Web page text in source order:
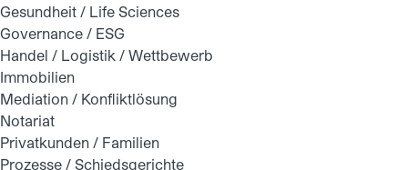
Gesundheit / Life Sciences
Governance / ESG
Handel / Logistik / Wettbewerb
Immobilien
Mediation / Konfliktlösung
Notariat
Privatkunden / Familien
Prozesse / Schiedsgerichte